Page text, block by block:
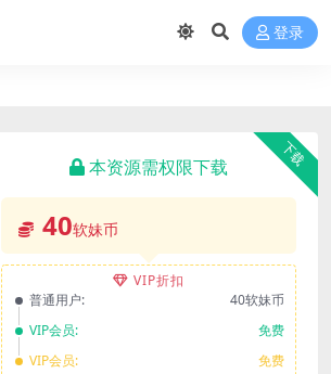
登录
下载
本资源需权限下载
40软妹币
VIP折扣
普通用户:
40软妹币
VIP会员:
免费
VIP会员:
免费